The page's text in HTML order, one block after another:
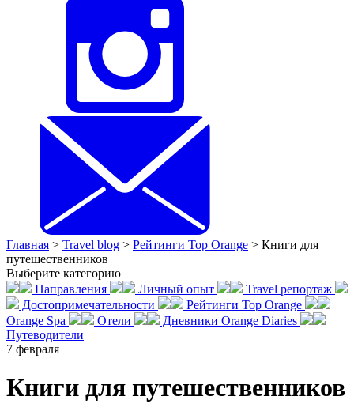
Главная > Travel blog > Рейтинги Top Orange > Книги для
путешественников
Выберите категорию
Направления
Личный опыт
Travel репортаж
Достопримечательности
Рейтинги Top Orange
Orange Spa
Отели
Дневники Orange Diaries
Путеводители
7 февраля
Книги для путешественников